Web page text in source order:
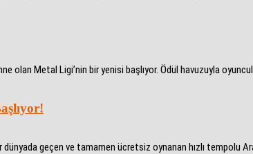
olan Metal Ligi’nin bir yenisi başlıyor. Ödül havuzuyla
geçen ve tamamen ücretsiz oynanan hızlı tempolu